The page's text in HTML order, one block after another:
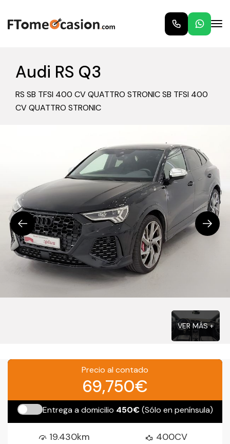
Audi RS Q3
RS SB TFSI 400 CV QUATTRO STRONIC SB TFSI 400
CV QUATTRO STRONIC
VER MÁS +
Precio al contado
69,750€
Entrega a domicilio 450€(Sólo en península)
19.430km
400CV